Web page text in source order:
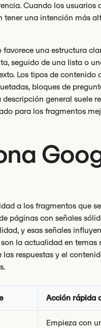
Cuando los
tener una intención más
una estructura
seguido de una lista o
Los tipos de
bloques de
general suele
para los fragmentos
a los fragmentos que
páginas con señales
y esas señales
la actualidad en temas
respuestas y el
Acción rápida
Empieza con